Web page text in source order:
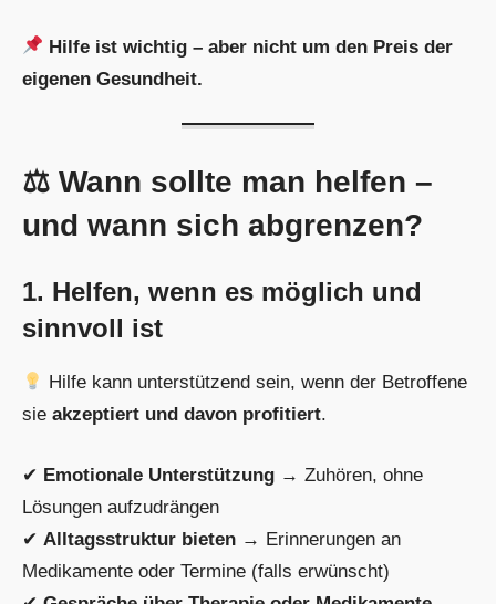
Hilfe ist wichtig – aber nicht um den Preis der
eigenen Gesundheit.
⚖ Wann sollte man helfen –
und wann sich abgrenzen?
1. Helfen, wenn es möglich und
sinnvoll ist
Hilfe kann unterstützend sein, wenn der Betroffene
sie akzeptiert und davon profitiert.
✔ Emotionale Unterstützung → Zuhören, ohne
Lösungen aufzudrängen
✔ Alltagsstruktur bieten → Erinnerungen an
Medikamente oder Termine (falls erwünscht)